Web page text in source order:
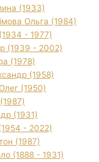
(1933)
Ольга (1984)
- 1977)
(1939 - 2002)
(1978)
(1958)
(1950)
(1931)
- 2022)
(1987)
(1888 - 1931)